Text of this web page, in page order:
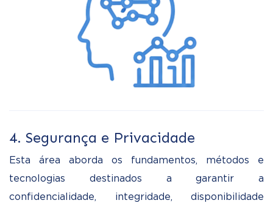
4. Segurança e Privacidade
Esta área aborda os fundamentos, métodos e
tecnologias destinados a garantir a
confidencialidade, integridade, disponibilidade